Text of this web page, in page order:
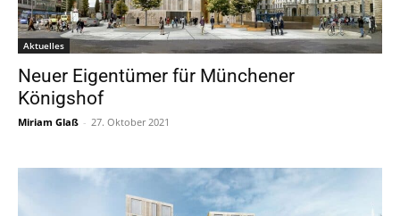
Aktuelles
Neuer Eigentümer für Münchener
Königshof
Miriam Glaß - 27. Oktober 2021